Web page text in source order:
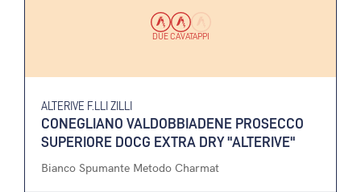
DUE CAVATAPPI
ALTERIVE F.LLI ZILLI
CONEGLIANO VALDOBBIADENE PROSECCO
SUPERIORE DOCG EXTRA DRY "ALTERIVE"
Bianco Spumante Metodo Charmat